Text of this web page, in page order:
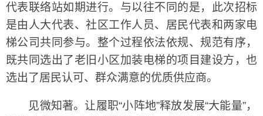
代表联络站如期进行。与以往不同的是，此次招标
是由人大代表、社区工作人员、居民代表和两家电
梯公司共同参与。整个过程依法依规、规范有序，
既共同选出了老旧小区加装电梯的项目建设方，也
选出了居民认可、群众满意的优质供应商。
见微知著。让履职“小阵地”释放发展“大能量”，